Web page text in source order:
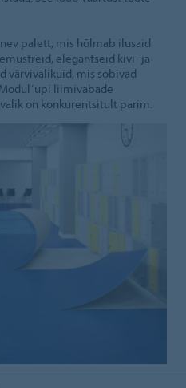
palett, mis hõlmab ilusaid
elegantseid kivi- ja
värvivalikuid, mis sobivad
liimivabade
on konkurentsitult parim.